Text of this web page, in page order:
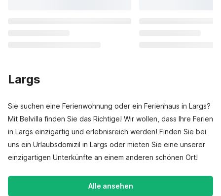
Largs
Sie suchen eine Ferienwohnung oder ein Ferienhaus in Largs?
Mit Belvilla finden Sie das Richtige! Wir wollen, dass Ihre Ferien
in Largs einzigartig und erlebnisreich werden! Finden Sie bei
uns ein Urlaubsdomizil in Largs oder mieten Sie eine unserer
einzigartigen Unterkünfte an einem anderen schönen Ort!
Alle ansehen